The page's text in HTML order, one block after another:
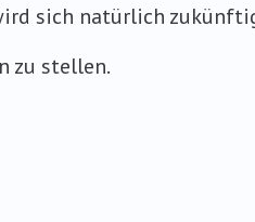
sich natürlich
zu stellen.